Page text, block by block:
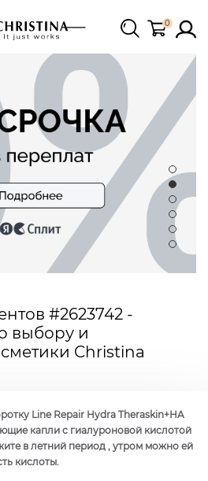
0
#2623742 -
выбору и
Christina
Line Repair Hydra Theraskin+HA
капли с гиалуроновой кислотой
в летний период , утром можно ей
кислоты.